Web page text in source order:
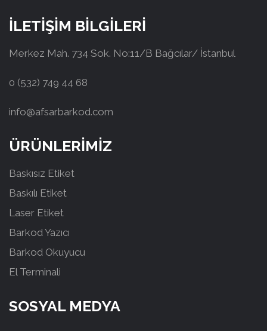
İLETİŞİM BİLGİLERİ
Merkez Mah. 734 Sok. No:11/B Bağcılar/ İstanbul
0 (532) 749 44 68
info@afsarbarkod.com
ÜRÜNLERİMİZ
Baskısız Etiket
Baskılı Etiket
Laser Etiket
Barkod Yazıcı
Barkod Okuyucu
El Terminali
SOSYAL MEDYA